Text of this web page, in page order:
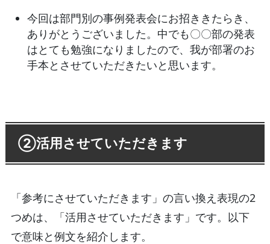
今回は部門別の事例発表会にお招ききたらき、
ありがとうございました。中でも〇〇部の発表
はとても勉強になりましたので、我が部署のお
手本とさせていただきたいと思います。
②活用させていただきます
「参考にさせていただきます」の言い換え表現の2
つめは、「活用させていただきます」です。以下
で意味と例文を紹介します。